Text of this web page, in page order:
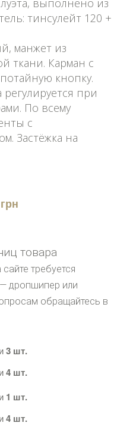
тинсулейт 120 +
манжет из
ткани. Карман с
кнопку.
при
По всему
с
Застёжка на
товара
требуется
— дропшипер или
обращайтесь в
3 шт.
4 шт.
1 шт.
4 шт.